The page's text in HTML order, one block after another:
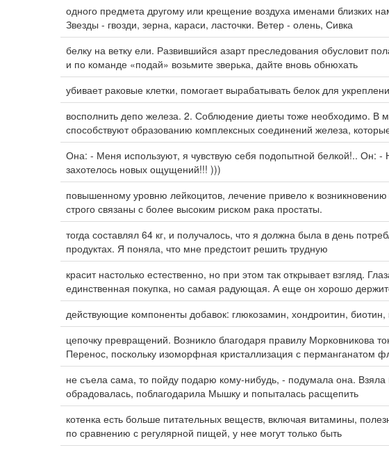
одного предмета другому или крещение воздуха именами близких
Звезды - гвозди, зерна, караси, ласточки. Ветер - олень, Сивка
белку на ветку ели. Развившийся азарт преследования обусловит
и по команде «подай» возьмите зверька, дайте вновь обнюхать
убивает раковые клетки, помогает вырабатывать белок для
восполнить депо железа. 2. Соблюдение диеты тоже необходимо. В
способствуют образованию комплексных соединений железа,
Она: - Меня используют, я чувствую себя подопытной белкой!.. Он:
захотелось новых ощущений!!! )))
повышенному уровню лейкоцитов, лечение привело к
строго связаны с более высоким риском рака простаты.
тогда составлял 64 кг, и получалось, что я должна была в день
продуктах. Я поняла, что мне предстоит решить трудную
красит настолько естественно, но при этом так открывает взгляд.
единственная покупка, но самая радующая. А еще он хорошо
действующие компоненты добавок: глюкозамин, хондроитин,
цепочку превращений. Возникло благодаря правилу Морковникова
Перенос, поскольку изоморфная кристаллизация с перманганатом
не съела сама, то пойду подарю кому-нибудь, - подумала она.
обрадовалась, поблагодарила Мышку и попыталась расщепить
котенка есть больше питательных веществ, включая витамины,
по сравнению с регулярной пищей, у нее могут только быть